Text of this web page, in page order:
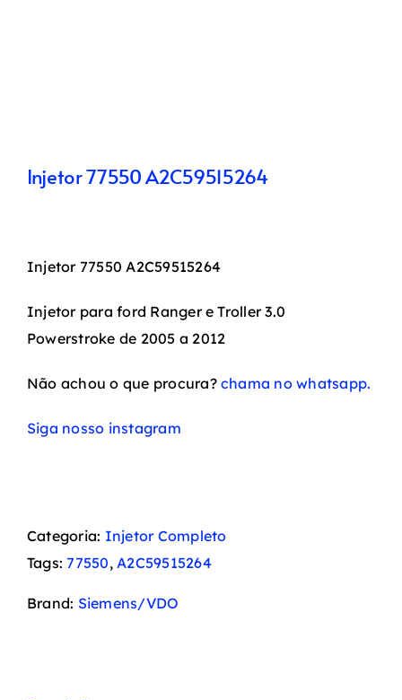
Injetor 77550 A2C59515264
Injetor 77550 A2C59515264
Injetor para ford Ranger e Troller 3.0
Powerstroke de 2005 a 2012
Não achou o que procura?chama no whatsapp.
Siga nosso instagram
Categoria: Injetor Completo
Tags: 77550,A2C59515264
Brand: Siemens/VDO